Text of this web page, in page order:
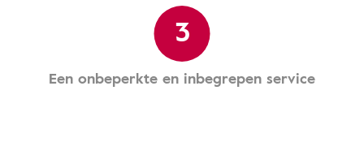
3
Een onbeperkte en inbegrepen service